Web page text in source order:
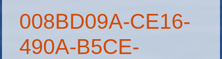
008BD09A-CE16-
490A-B5CE-